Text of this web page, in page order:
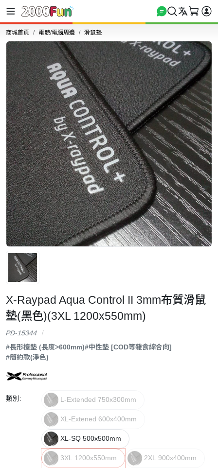
商城首頁 電競/電腦周邊 滑鼠墊
X-Raypad Aqua Control II 3mm布質滑鼠
墊(黑色)(3XL 1200x550mm)
PD-15344
#長形檯墊 (長度>600mm)#中性墊 [COD等雜食綜合向]
#簡約款(淨色)
類別: L-Extended 750x300mm
XL-Extened 600x400mm
XL-SQ 500x500mm
3XL 1200x550mm 2XL 900x400mm